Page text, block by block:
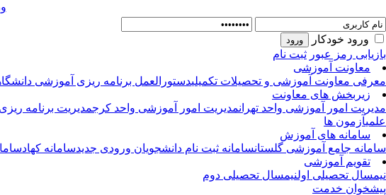
ورود خودکار
بازیابی رمز عبور ثبت نام
معاونت آموزشی
معرفی معاونت آموزشی و تحصیلات تکمیلیدستورالعمل برنامه ریزی آموزشی
زیربخش های معاونت
مدیریت امور آموزشی واحد تهرانمدیریت امور آموزشی واحد کرجمدیریت برنامه
علمیآزمون ها
سامانه های آموزش
سامانه جامع آموزشی گلستانسامانه ثبت نام دانشجویان ورودی جدیدسامانه کهاد
تقویم آموزشی
نیمسال تحصیلی اولنیمسال تحصیلی دوم
پیشخوان خدمت